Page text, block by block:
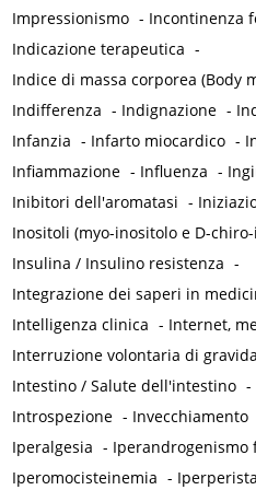
Impressionismo - Incontinenza
Indicazione terapeutica -
Indice di massa corporea (Body
Indifferenza - Indignazione -
Infanzia - Infarto miocardico -
Infiammazione - Influenza -
Inibitori dell'aromatasi -
Inositoli (myo-inositolo e D-
Insulina / Insulino resistenza -
Integrazione dei saperi in
Intelligenza clinica - Internet,
Interruzione volontaria di
Intestino / Salute dell'intestino -
Introspezione - Invecchiamento
Iperalgesia - Iperandrogenismo
Iperomocisteinemia -